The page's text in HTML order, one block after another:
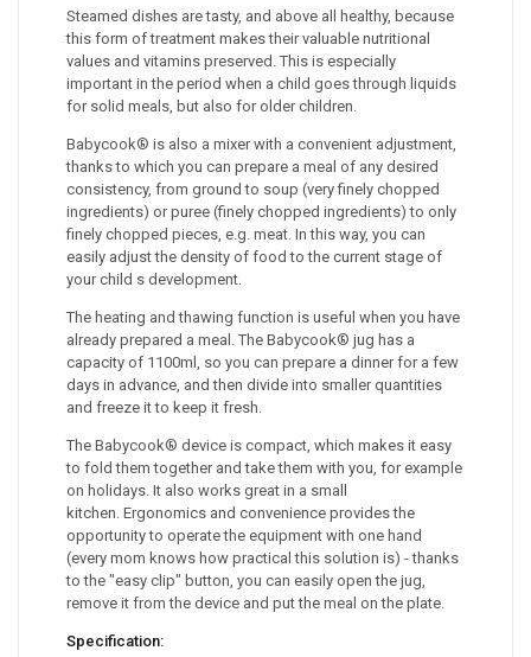
Steamed dishes are tasty, and above all healthy, because
this form of treatment makes their valuable nutritional
values and vitamins preserved. This is especially
important in the period when a child goes through liquids
for solid meals, but also for older children.
Babycook® is also a mixer with a convenient adjustment,
thanks to which you can prepare a meal of any desired
consistency, from ground to soup (very finely chopped
ingredients) or puree (finely chopped ingredients) to only
finely chopped pieces, e.g. meat. In this way, you can
easily adjust the density of food to the current stage of
your child s development.
The heating and thawing function is useful when you have
already prepared a meal. The Babycook® jug has a
capacity of 1100ml, so you can prepare a dinner for a few
days in advance, and then divide into smaller quantities
and freeze it to keep it fresh.
The Babycook® device is compact, which makes it easy
to fold them together and take them with you, for example
on holidays. It also works great in a small
kitchen. Ergonomics and convenience provides the
opportunity to operate the equipment with one hand
(every mom knows how practical this solution is) - thanks
to the "easy clip" button, you can easily open the jug,
remove it from the device and put the meal on the plate.
Specification: